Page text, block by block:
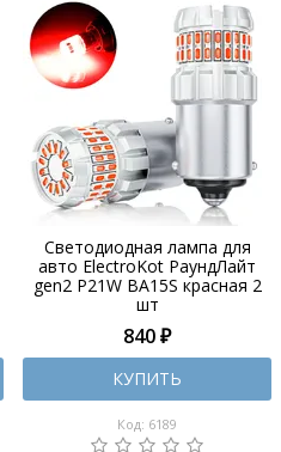
Светодиодная лампа для
авто ElectroKot РаундЛайт
gen2 P21W BA15S красная 2
шт
840 ₽
КУПИТЬ
Код: 6189